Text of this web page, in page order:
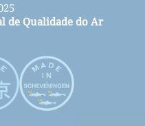
de Qualidade do Ar